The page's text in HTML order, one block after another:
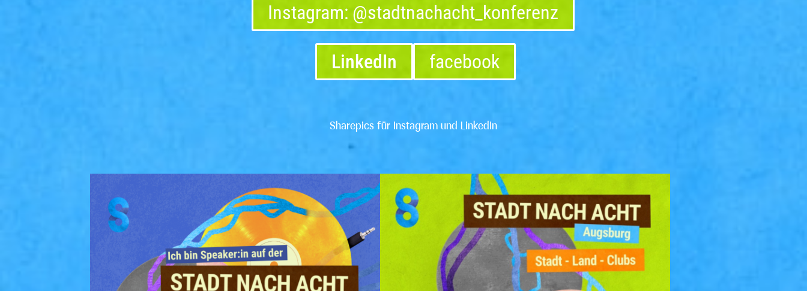
Instagram: @stadtnachacht_konferenz
LinkedIn facebook
Sharepics für Instagram und LinkedIn